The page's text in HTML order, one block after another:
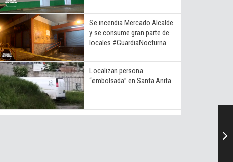
Se incendia Mercado Alcalde
y se consume gran parte de
locales #GuardiaNocturna
Localizan persona
“embolsada” en Santa Anita